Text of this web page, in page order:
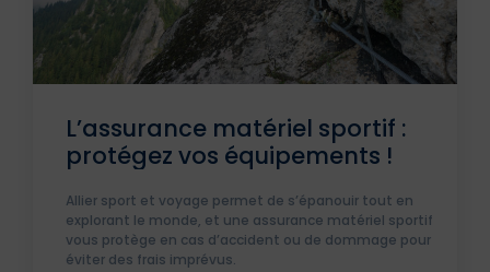
L’assurance matériel sportif :
protégez vos équipements !
Allier sport et voyage permet de s’épanouir tout en
explorant le monde, et une assurance matériel sportif
vous protège en cas d’accident ou de dommage pour
éviter des frais imprévus.